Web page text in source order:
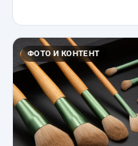
ФОТО И КОНТЕНТ